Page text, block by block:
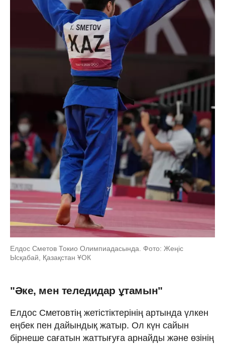
Елдос Сметов Токио Олимпиадасында. Фото: Жеңіс
Ысқабай, Қазақстан ҰОК
"Әке, мен теледидар ұтамын"
Елдос Сметовтің жетістіктерінің артында үлкен
еңбек пен дайындық жатыр. Ол күн сайын
бірнеше сағатын жаттығуға арнайды және өзінің